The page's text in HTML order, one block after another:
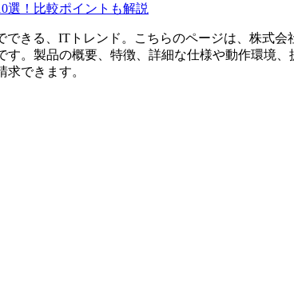
選！比較ポイントも解説
きる、ITトレンド。こちらのページは、 株式会
す。製品の概要、特徴、詳細な仕様や動作環境、
できます。